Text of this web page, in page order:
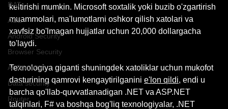
RAT
ACE
Android Security
Browser Security
AI Security
Data security
Router
keltirishi mumkin. Microsoft soxtalik yoki buzib o'zgartirish
muammolari, ma'lumotlarni oshkor qilish xatolari va
xavfsiz bo'lmagan hujjatlar uchun 20,000 dollargacha
to'laydi.
Texnologiya giganti shuningdek xatoliklar uchun mukofot
dasturining qamrovi kengaytirilganini e'lon qildi, endi u
barcha qo'llab-quvvatlanadigan .NET va ASP.NET
talqinlari, F# va boshqa bog'liq texnologiyalar, .NET